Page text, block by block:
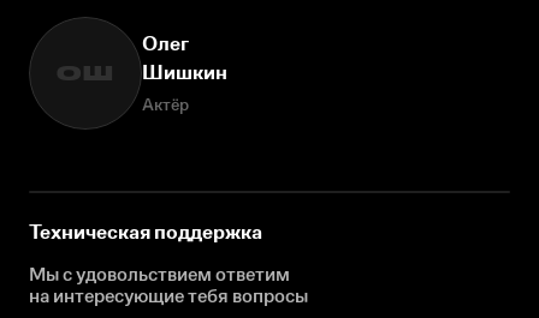
ОШ
Олег
Шишкин
Актёр
Техническая поддержка
Мы с удовольствием ответим
на интересующиетебя вопросы